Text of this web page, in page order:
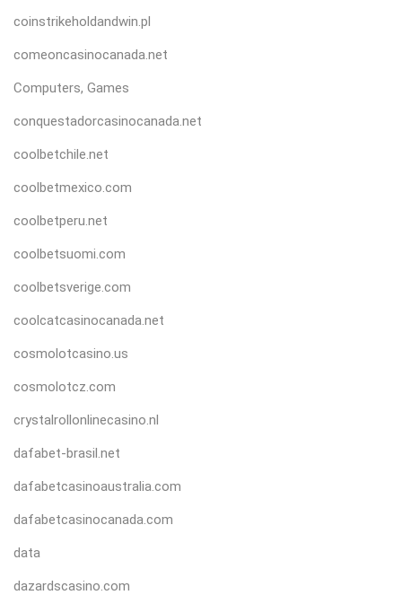
coinstrikeholdandwin.pl
comeoncasinocanada.net
Computers, Games
conquestadorcasinocanada.net
coolbetchile.net
coolbetmexico.com
coolbetperu.net
coolbetsuomi.com
coolbetsverige.com
coolcatcasinocanada.net
cosmolotcasino.us
cosmolotcz.com
crystalrollonlinecasino.nl
dafabet-brasil.net
dafabetcasinoaustralia.com
dafabetcasinocanada.com
data
dazardscasino.com